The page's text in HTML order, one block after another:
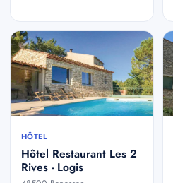
HÔTEL
Hôtel Restaurant Les 2
Rives - Logis